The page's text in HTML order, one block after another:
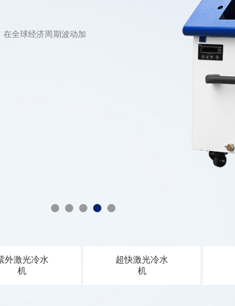
规模、市场口碑及行
一种防火隔热玻璃及
品良率与经营成本。
全球经济周期波动加
一类是将熔融玻璃先
外激光冷水
机
超快激光冷水
机